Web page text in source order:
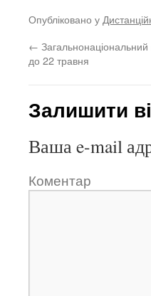
Опубліковано у
←
до 22 травня
Залишити
Ваша e-mail
Коментар